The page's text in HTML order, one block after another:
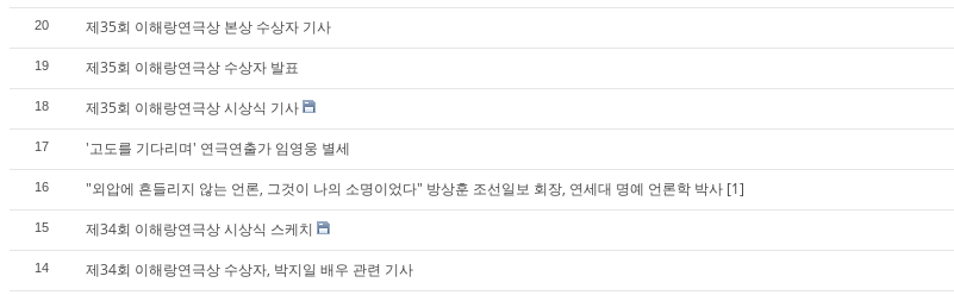
20 제35회 이해랑연극상 본상 수상자 기사
19 제35회 이해랑연극상 수상자 발표
18 제35회 이해랑연극상 시상식 기사
17 '고도를 기다리며' 연극연출가 임영웅 별세
16 "외압에 흔들리지 않는 언론, 그것이 나의 소명이었다" 방상훈 조선일보 회장, 연세대 명예 언론학 박사 [1]
15 제34회 이해랑연극상 시상식 스케치
14 제34회 이해랑연극상 수상자, 박지일 배우 관련 기사